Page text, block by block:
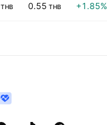
THB 0.55 THB +1.85%